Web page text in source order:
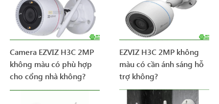
Camera EZVIZ H3C 2MP
không màu có phù hợp
cho cổng nhà không?
EZVIZ H3C 2MP không
màu có cần ánh sáng hỗ
trợ không?